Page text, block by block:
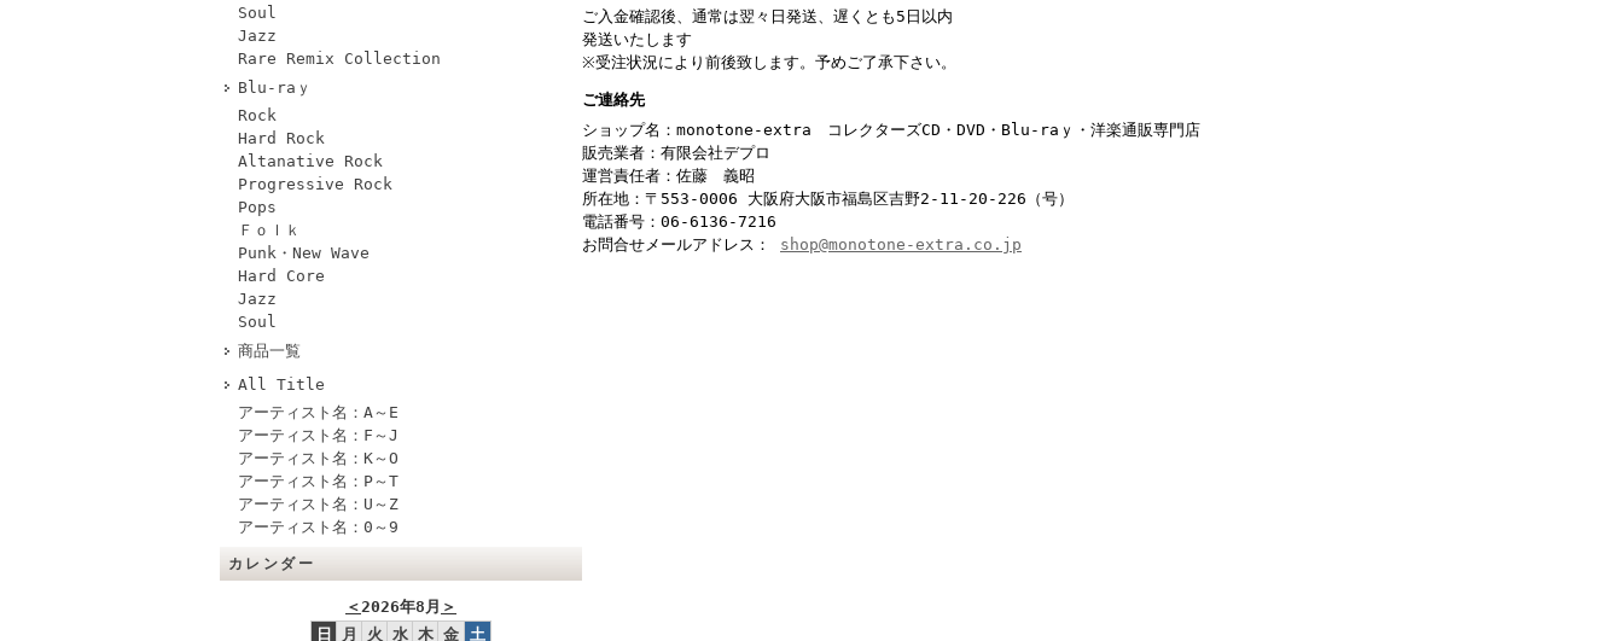
Soul
Jazz
Rare Remix Collection
Blu-raｙ
Rock
Hard Rock
Altanative Rock
Progressive Rock
Pops
Ｆｏｌｋ
Punk・New Wave
Hard Core
Jazz
Soul
商品一覧
All Title
アーティスト名：A～E
アーティスト名：F～J
アーティスト名：K～O
アーティスト名：P～T
アーティスト名：U～Z
アーティスト名：0～9
カレンダー
＜2026年8月 ＞
日
月 火 水 木 金 土
ご入金確認後、通常は翌々日発送、遅くとも5日以内
発送いたします
※受注状況により前後致します。予めご了承下さい。
ご連絡先
ショップ名：monotone-extra コレクターズCD・DVD・Blu-raｙ・洋楽通販専門店
販売業者：有限会社デプロ
運営責任者：佐藤 義昭
所在地：〒553-0006 大阪府大阪市福島区吉野2-11-20-226（号）
電話番号：06-6136-7216
お問合せメールアドレス： shop@monotone-extra.co.jp